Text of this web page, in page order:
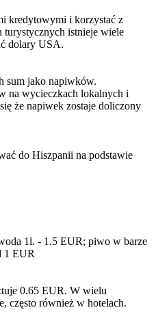
kredytowymi i korzystać z
turystycznych istnieje wiele
dolary USA.
sum jako napiwków.
na wycieczkach lokalnych i
że napiwek zostaje doliczony
do Hiszpanii na podstawie
1l. - 1.5 EUR; piwo w barze
1 EUR
0.65 EUR. W wielu
często również w hotelach.